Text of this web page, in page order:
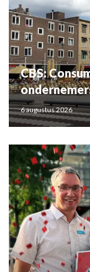
CBS:
6 augustus 2026